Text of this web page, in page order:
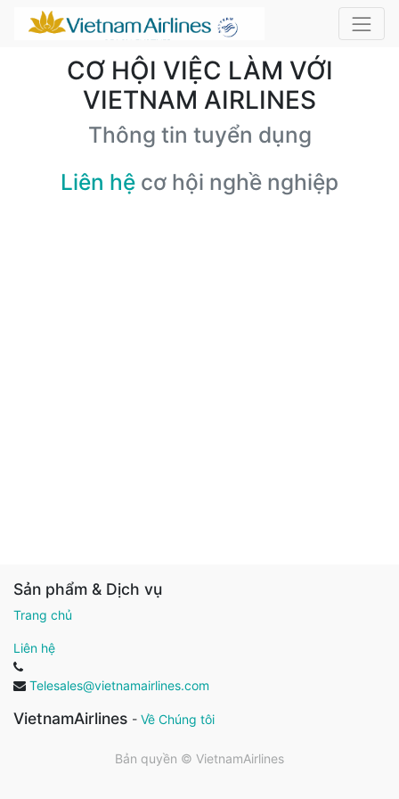
CƠ HỘI VIỆC LÀM VỚI
VIETNAM AIRLINES
Thông tin tuyển dụng
Liên hệ cơ hội nghề nghiệp
Sản phẩm & Dịch vụ
Trang chủ
Liên hệ
Telesales@vietnamairlines.com
VietnamAirlines - Về Chúng tôi
Bản quyền © VietnamAirlines